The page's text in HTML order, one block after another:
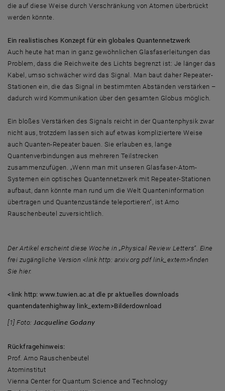
die auf diese Weise durch Verschränkung von Atomen überbrückt
werden könnte.
Ein realistisches Konzept für ein globales Quantennetzwerk
Auch heute hat man in ganz gewöhnlichen Glasfaserleitungen das
Problem, dass die Reichweite des Lichts begrenzt ist: Je länger das
Kabel, umso schwächer wird das Signal. Man baut daher Repeater-
Stationen ein, die das Signal in bestimmten Abständen verstärken –
dadurch wird Kommunikation über den gesamten Globus möglich.
Ein bloßes Verstärken des Signals reicht in der Quantenphysik zwar
nicht aus, trotzdem lassen sich auf etwas kompliziertere Weise
auch Quanten-Repeater bauen. Sie erlauben es, lange
Quantenverbindungen aus mehreren Teilstrecken
zusammenzufügen. „Wenn man mit unseren Glasfaser-Atom-
Systemen ein optisches Quantennetzwerk mit Repeater-Stationen
aufbaut, dann könnte man rund um die Welt Quanteninformation
übertragen und Quantenzustände teleportieren“, ist Arno
Rauschenbeutel zuversichtlich.
Der Artikel erscheint diese Woche in „Physical Review Letters“. Eine
frei zugängliche Version <link http: arxiv.org pdf link_extern>finden
Sie hier.
<link http: www.tuwien.ac.at dle pr aktuelles downloads
quantendatenhighway link_extern>Bilderdownload
[1] Foto: Jacqueline Godany
Rückfragehinweis:
Prof. Arno Rauschenbeutel
Atominstitut
Vienna Center for Quantum Science and Technology